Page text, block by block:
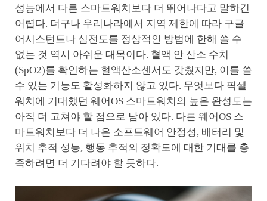
성능에서 다른 스마트워치보다 더 뛰어나다고 말하긴
어렵다. 더구나 우리나라에서 지역 제한에 따라 구글
어시스턴트나 심전도를 정상적인 방법에 한해 쓸 수
없는 것 역시 아쉬운 대목이다. 혈액 안 산소 수치
(SpO2)를 확인하는 혈액산소센서도 갖췄지만, 이를 쓸
수 있는 기능도 활성화하지 않고 있다. 무엇보다 픽셀
워치에 기대했던 웨어OS 스마트워치의 높은 완성도는
아직 더 고쳐야 할 점으로 남아 있다. 다른 웨어OS 스
마트워치보다 더 나은 소프트웨어 안정성, 배터리 및
위치 추적 성능, 행동 추적의 정확도에 대한 기대를 충
족하려면 더 기다려야 할 듯하다.